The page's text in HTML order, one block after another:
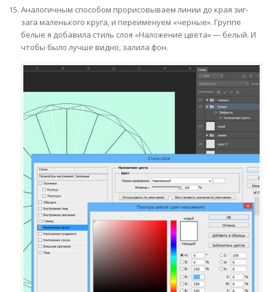
Аналогичным способом прорисовываем линии до края зиг-
зага маленького круга, и переименуем «черные». Группе
белые я добавила стиль слоя «Наложение цвета» — белый. И
чтобы было лучше видно, залила фон.